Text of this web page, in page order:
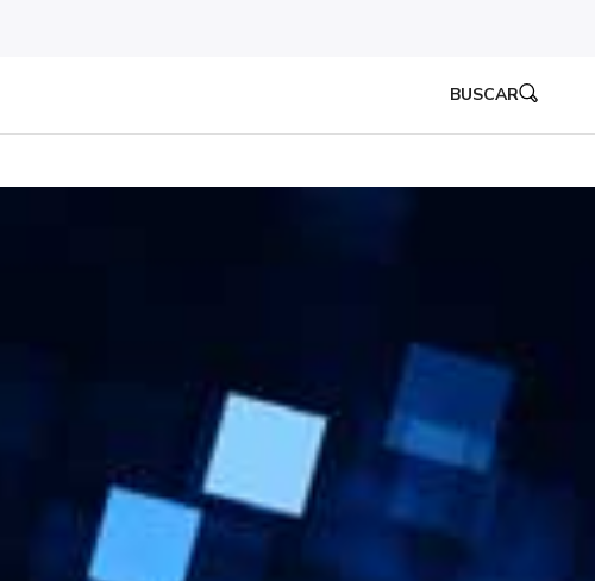
BUSCAR